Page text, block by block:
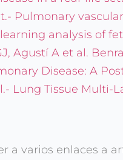
Pulmonary
analysis of
Agustí A et al.
Disease: A
Lung Tissue
a varios enlaces a